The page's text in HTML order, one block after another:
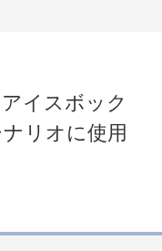
イスボック
リオに使用